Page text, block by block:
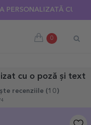
CU 18 POZE
0
cu o poză și text
recenziile (10 )